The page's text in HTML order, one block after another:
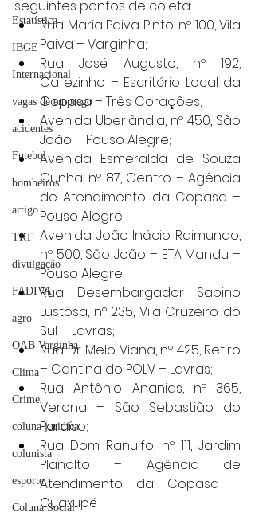
Estatística
IBGE
Internacional
vagas de emprego
acidentes
Futebol
bombeiros
artigo
TRT
divulgação
FADIVA
agro
OAB Varginha
Clima
Crime
coluna juridica
colunista
esporte
Coluna Social
seguintes pontos de coleta:
Rua Maria Paiva Pinto, nº 100, Vila
Paiva – Varginha;
Rua José Augusto, nº 192,
Cafezinho – Escritório Local da
Copasa – Três Corações;
Avenida Uberlândia, nº 450, São
João – Pouso Alegre;
Avenida Esmeralda de Souza
Cunha, nº 87, Centro – Agência
de Atendimento da Copasa –
Pouso Alegre;
Avenida João Inácio Raimundo,
nº 500, São João – ETA Mandu –
Pouso Alegre;
Rua Desembargador Sabino
Lustosa, nº 235, Vila Cruzeiro do
Sul – Lavras;
Rua Dr. Melo Viana, nº 425, Retiro
– Cantina do POLV – Lavras;
Rua Antônio Ananias, nº 365,
Verona – São Sebastião do
Paraíso;
Rua Dom Ranulfo, nº 111, Jardim
Planalto – Agência de
Atendimento da Copasa –
Guaxupé